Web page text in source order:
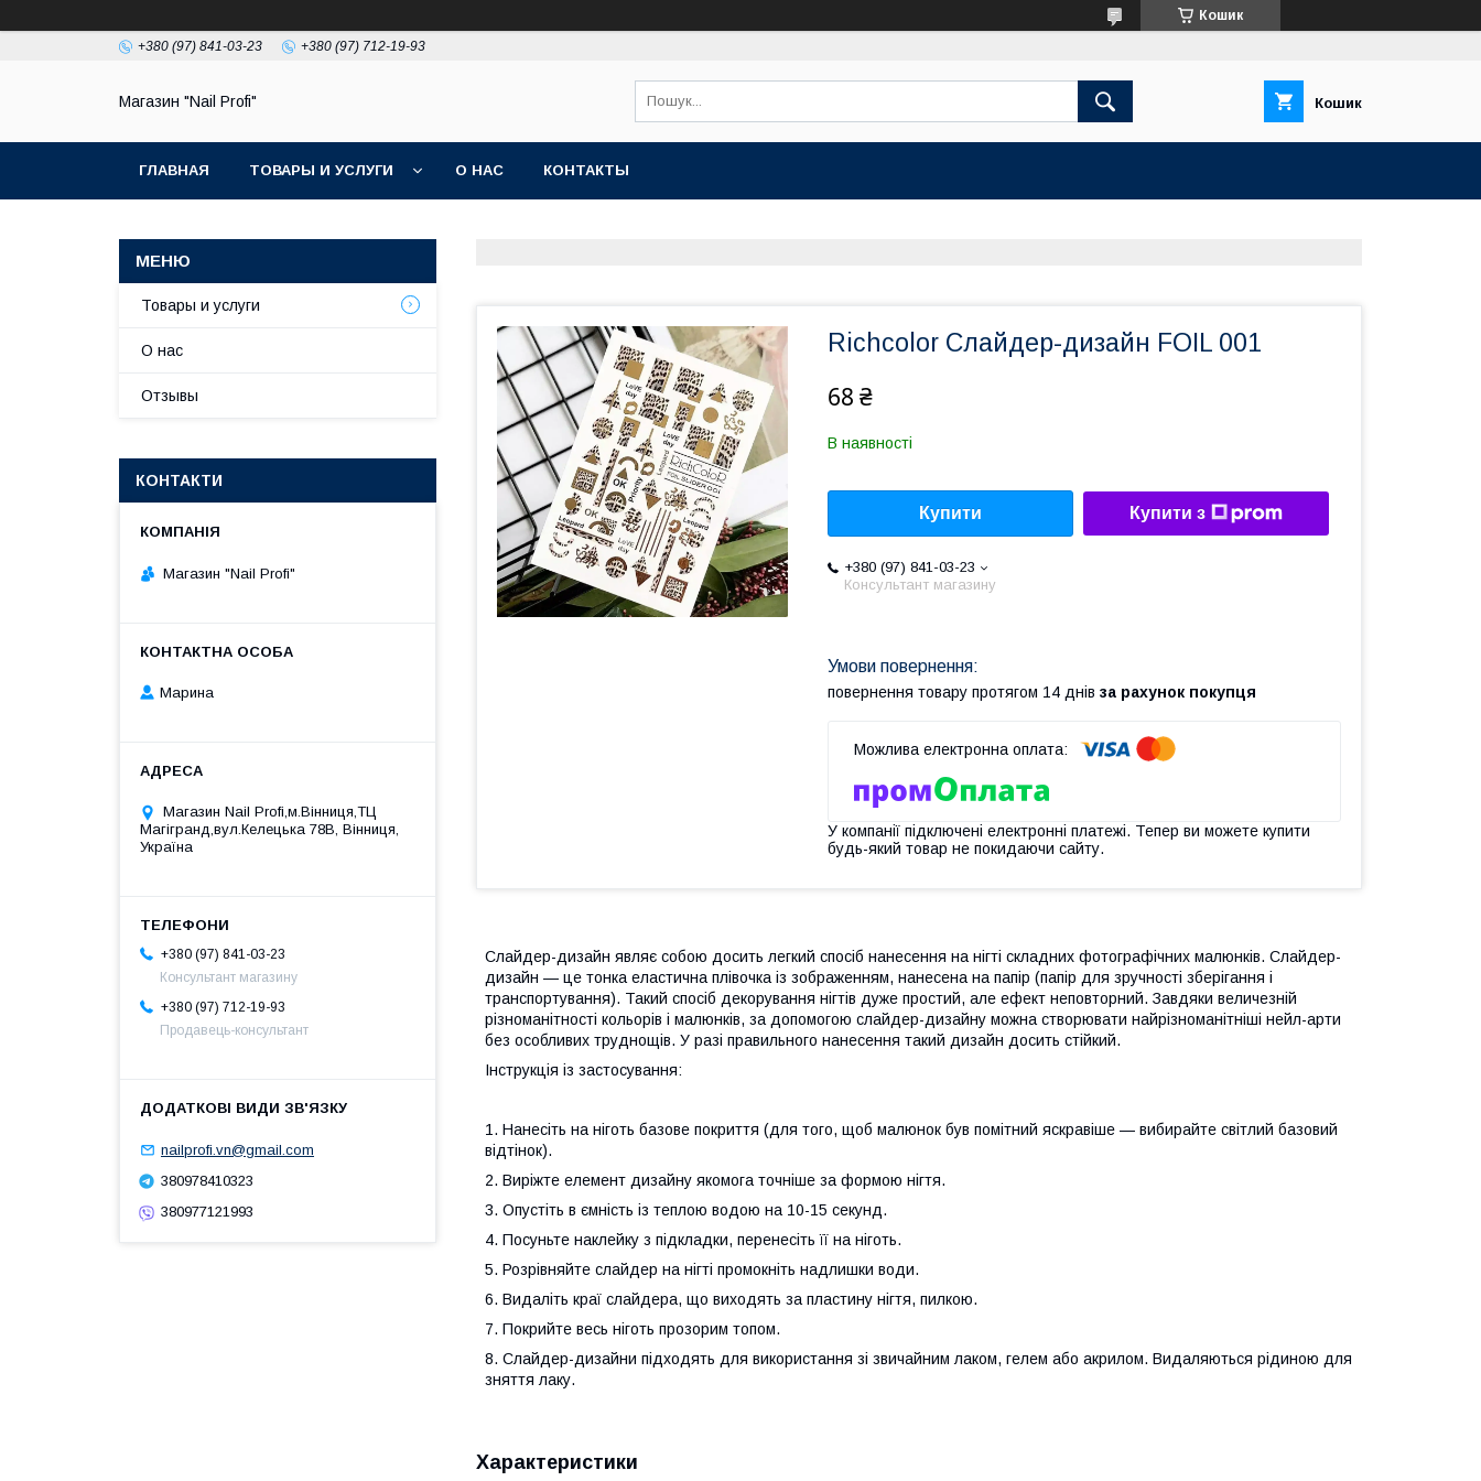
Кошик
+380 (97) 841-03-23 +380 (97) 712-19-93
Магазин "Nail Profi" Кошик
ГЛАВНАЯ ТОВАРЫ И УСЛУГИ О НАС КОНТАКТЫ
Richcolor Слайдер-дизайн FOIL 001
68 ₴
В наявності
Купити Купити з
+380 (97) 841-03-23
Консультант магазину
повернення товару протягом 14 днів за рахунок покупця
У компанії підключені електронні платежі. Тепер ви можете купити
будь-який товар не покидаючи сайту.
Слайдер-дизайн являє собою досить легкий спосіб нанесення на нігті складних фотографічних малюнків. Слайдер-
дизайн — це тонка еластична плівочка із зображенням, нанесена на папір (папір для зручності зберігання і
транспортування). Такий спосіб декорування нігтів дуже простий, але ефект неповторний. Завдяки величезній
різноманітності кольорів і малюнків, за допомогою слайдер-дизайну можна створювати найрізноманітніші нейл-арти
без особливих труднощів. У разі правильного нанесення такий дизайн досить стійкий.
Інструкція із застосування:
1. Нанесіть на ніготь базове покриття (для того, щоб малюнок був помітний яскравіше — вибирайте світлий базовий
відтінок).
2. Виріжте елемент дизайну якомога точніше за формою нігтя.
3. Опустіть в ємність із теплою водою на 10-15 секунд.
4. Посуньте наклейку з підкладки, перенесіть її на ніготь.
5. Розрівняйте слайдер на нігті промокніть надлишки води.
6. Видаліть краї слайдера, що виходять за пластину нігтя, пилкою.
7. Покрийте весь ніготь прозорим топом.
8. Слайдер-дизайни підходять для використання зі звичайним лаком, гелем або акрилом. Видаляються рідиною для
зняття лаку.
Характеристики
Товары и услуги
О нас
Отзывы
КОНТАКТИ
Магазин "Nail Profi"
Марина
Магазин Nail Profi,м.Вінниця,ТЦ
Магігранд,вул.Келецька 78В, Вінниця,
Україна
+380 (97) 841-03-23
Консультант магазину
+380 (97) 712-19-93
Продавець-консультант
nailprofi.vn@gmail.com
380978410323
380977121993